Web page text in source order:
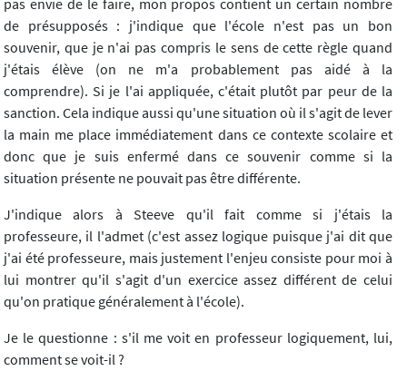
pas envie de le faire, mon propos contient un certain nombre
de présupposés : j'indique que l'école n'est pas un bon
souvenir, que je n'ai pas compris le sens de cette règle quand
j'étais élève (on ne m'a probablement pas aidé à la
comprendre). Si je l'ai appliquée, c'était plutôt par peur de la
sanction. Cela indique aussi qu'une situation où il s'agit de lever
la main me place immédiatement dans ce contexte scolaire et
donc que je suis enfermé dans ce souvenir comme si la
situation présente ne pouvait pas être différente.
J'indique alors à Steeve qu'il fait comme si j'étais la
professeure, il l'admet (c'est assez logique puisque j'ai dit que
j'ai été professeure, mais justement l'enjeu consiste pour moi à
lui montrer qu'il s'agit d'un exercice assez différent de celui
qu'on pratique généralement à l'école).
Je le questionne : s'il me voit en professeur logiquement, lui,
comment se voit-il ?